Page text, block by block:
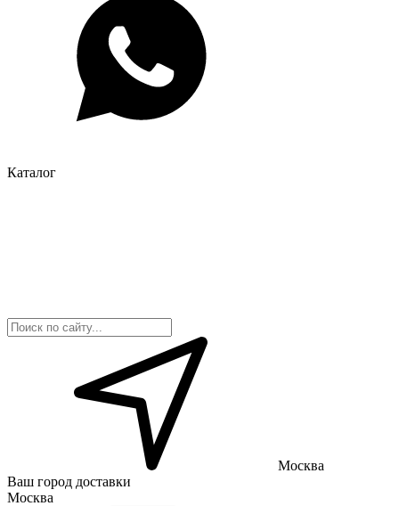
Каталог
Москва
Ваш город доставки
Москва